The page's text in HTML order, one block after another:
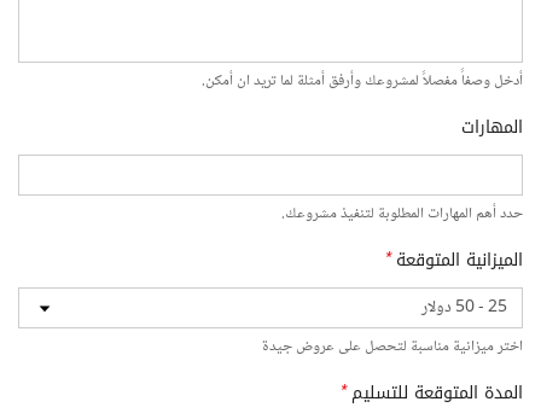
أدخل وصفاً مفصلاً لمشروعك وأرفق أمثلة لما تريد ان أمكن.
المهارات
حدد أهم المهارات المطلوبة لتنفيذ مشروعك.
الميزانية المتوقعة*
اختر ميزانية مناسبة لتحصل على عروض جيدة
المدة المتوقعة للتسليم*